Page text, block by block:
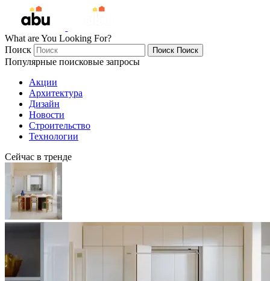
What are You Looking For?
Поиск
Поиск Поиск
Популярные поисковые запросы
Акции
Архитектура
Дизайн
Новости
Строительство
Технологии
Сейчас в тренде